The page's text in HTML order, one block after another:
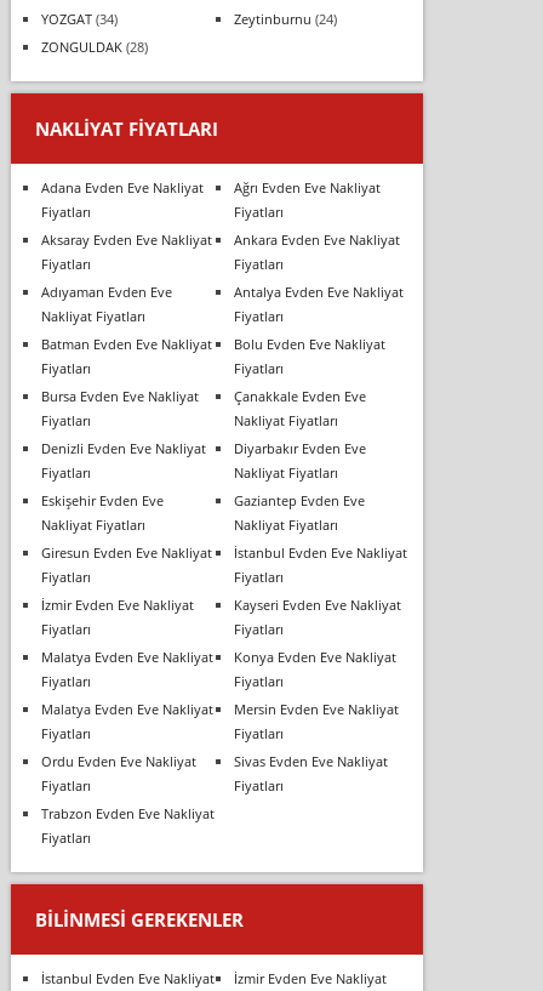
YOZGAT(34) Zeytinburnu (24)
ZONGULDAK(28)
NAKLIYAT FIYATLARI
Adana Evden Eve Nakliyat
Fiyatları
Ağrı Evden Eve Nakliyat
Fiyatları
Aksaray Evden Eve Nakliyat
Fiyatları
Ankara Evden Eve Nakliyat
Fiyatları
Adıyaman Evden Eve
Nakliyat Fiyatları
Antalya Evden Eve Nakliyat
Fiyatları
Batman Evden Eve Nakliyat
Fiyatları
Bolu Evden Eve Nakliyat
Fiyatları
Bursa Evden Eve Nakliyat
Fiyatları
Çanakkale Evden Eve
Nakliyat Fiyatları
Denizli Evden Eve Nakliyat
Fiyatları
Diyarbakır Evden Eve
Nakliyat Fiyatları
Eskişehir Evden Eve
Nakliyat Fiyatları
Gaziantep Evden Eve
Nakliyat Fiyatları
Giresun Evden Eve Nakliyat
Fiyatları
İstanbul Evden Eve Nakliyat
Fiyatları
İzmir Evden Eve Nakliyat
Fiyatları
Kayseri Evden Eve Nakliyat
Fiyatları
Malatya Evden Eve Nakliyat
Fiyatları
Konya Evden Eve Nakliyat
Fiyatları
Malatya Evden Eve Nakliyat
Fiyatları
Mersin Evden Eve Nakliyat
Fiyatları
Ordu Evden Eve Nakliyat
Fiyatları
Sivas Evden Eve Nakliyat
Fiyatları
Trabzon Evden Eve Nakliyat
Fiyatları
BILINMESI GEREKENLER
İstanbul Evden Eve Nakliyat
İzmir Evden Eve Nakliyat